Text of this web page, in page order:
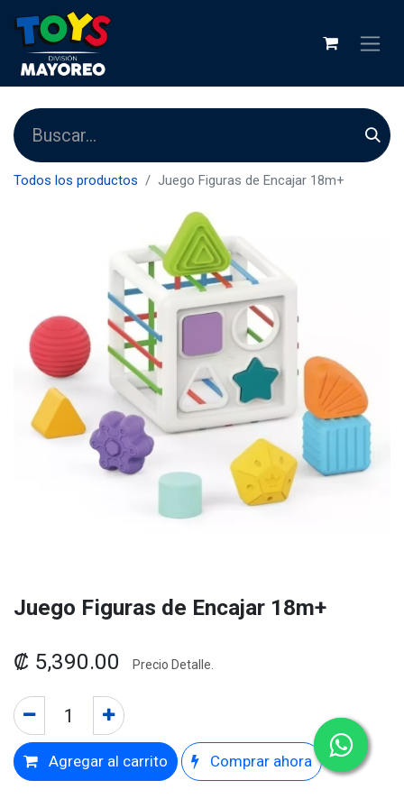
Todos los productos Juego Figuras de Encajar 18m+
Juego Figuras de Encajar 18m+
₡ 5,390.00 Precio Detalle.
Agregar al carrito Comprar ahora